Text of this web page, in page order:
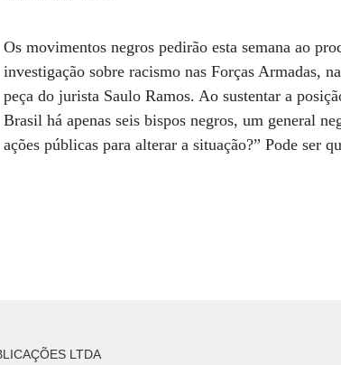
Os movimentos negros pedirão esta semana ao
investigação sobre racismo nas Forças Armadas,
peça do jurista Saulo Ramos. Ao sustentar a
Brasil há apenas seis bispos negros, um general
ações públicas para alterar a situação?” Pode ser
LTDA